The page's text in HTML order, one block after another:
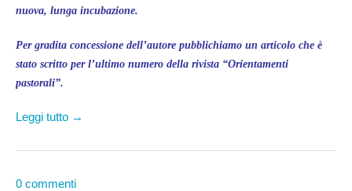
nuova, lunga incubazione.
Per gradita concessione dell’autore pubblichiamo un articolo che è
stato scritto per l’ultimo numero della rivista “Orientamenti
pastorali”.
Leggi tutto →
0 commenti